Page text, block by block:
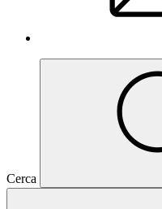
Cerca